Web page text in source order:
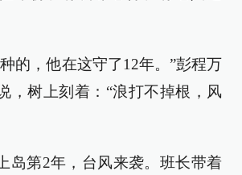
的，他在这守了12年。”彭程万
，树上刻着：“浪打不掉根，风
岛第2年，台风来袭。班长带着